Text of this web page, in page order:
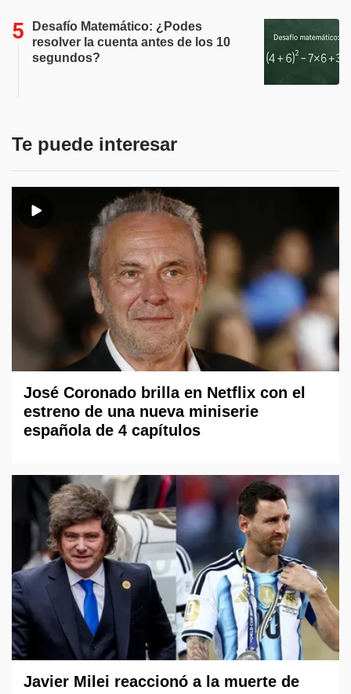
Desafío Matemático: ¿Podes
resolver la cuenta antes de los 10
segundos?
Te puede interesar
José Coronado brilla en Netflix con el
estreno de una nueva miniserie
española de 4 capítulos
Javier Milei reaccionó a la muerte de